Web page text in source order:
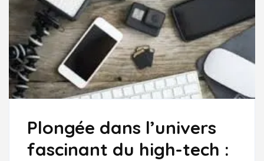
Plongée dans l’univers
fascinant du high-tech :